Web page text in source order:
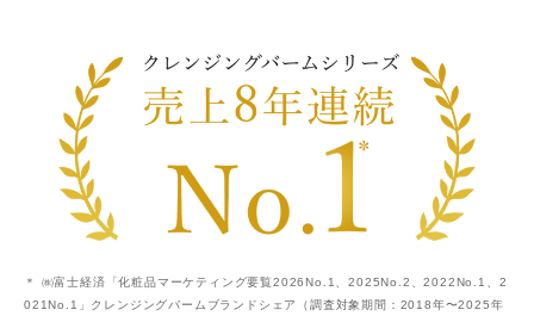
＊ ㈱富士経済「化粧品マーケティング要覧2026No.1、2025No.2、2022No.1、2
021No.1」クレンジングバームブランドシェア（調査対象期間：2018年〜2025年